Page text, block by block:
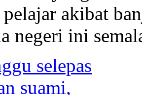
akibat
negeri ini